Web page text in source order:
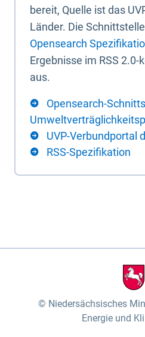
bereit, Quelle ist das
Länder. Die
Opensearch
Ergebnisse im RSS
aus.
Opensearch-
UVP-Verbundportal
RSS-Spezifikation
Niedersächsisches
Energie und